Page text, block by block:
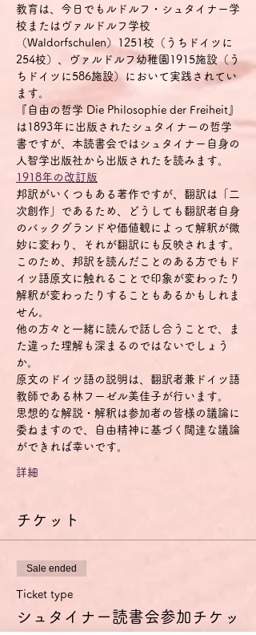
教育は、今日でもルドルフ・シュタイナー学
校またはヴァルドルフ学校
（Waldorfschulen）1251校（うちドイツに
254校）、ヴァルドルフ幼稚園1915施設（う
ちドイツに586施設）において実践されてい
ます。
『自由の哲学 Die Philosophie der Freiheit』
は1893年に出版されたシュタイナーの哲学
書ですが、本読書会ではシュタイナー自身の
人智学出版社から出版された を読みます。
1918年の改訂版
邦訳がいくつもある著作ですが、翻訳は「二
次創作」であるため、どうしても翻訳者自身
のバックグランドや価値観によって解釈が微
妙に変わり、それが翻訳にも反映されます。
このため、邦訳を読んだことのある方でもド
イツ語原文に触れることで印象が変わったり
解釈が変わったりすることもあるかもしれま
せん。
他の方々と一緒に読んで話し合うことで、ま
た違った理解も深まるのではないでしょう
か。
原文のドイツ語の説明は、翻訳者兼ドイツ語
教師である林フーゼル美佳子が行います。
思想的な解説・解釈は参加者の皆様の議論に
委ねますので、自由精神に基づく闊達な議論
ができれば幸いです。
詳細
チケット
Sale ended
Ticket type
シュタイナー読書会参加チケッ